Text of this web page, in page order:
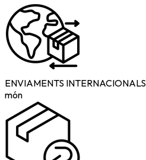
ENVIAMENTS INTERNACIONALS
món